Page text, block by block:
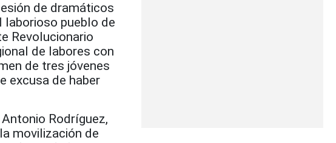
de dramáticos
laborioso pueblo de
Revolucionario
de labores con
de tres jóvenes
excusa de haber
Antonio Rodríguez,
movilización de